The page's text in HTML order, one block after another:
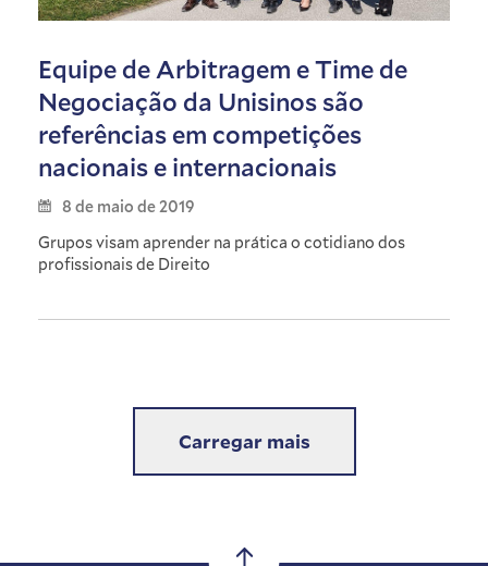
Equipe de Arbitragem e Time de
Negociação da Unisinos são
referências em competições
nacionais e internacionais
8 de maio de 2019
Grupos visam aprender na prática o cotidiano dos
profissionais de Direito
Carregar mais